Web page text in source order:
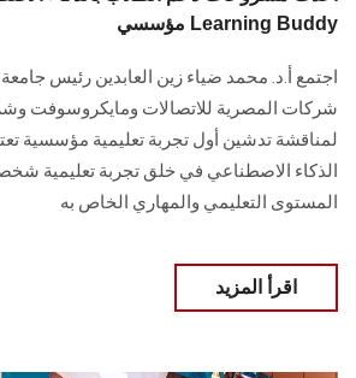
مؤسسي Learning Buddy
اجتمع أ.د. محمد ضياء زين العابدين رئيس
لمناقشة تدشين أول تجربة تعليمية مؤسسية
الذكاء الاصطناعي في خلق تجربة تعليمية
المستوى التعليمي والمهاري الخاص به
اقرأ المزيد